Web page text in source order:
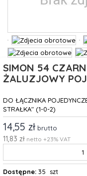
SIMON 54
ŻALUZJOWY
DO ŁĄCZNIKA
STRAŁKA" (1-0-2)
14,55 zł brutto
11,83 zł netto +23% VAT
Dostępne:35 szt